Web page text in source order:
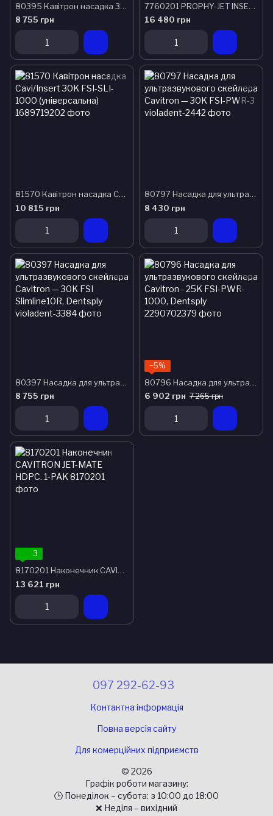
80395 Кавітрон насадка 30 К FSI-SLI-10S
8 755 грн
7760201 PROPHY-JET INSERT F.CAVI-JET30 насадка для повітряно-абразивного оброблення
16 480 грн
81570 Кавітрон насадка Cavi/Insert 30K FSI-SLI-1000 (універсальна)
10 815 грн
80797 Насадка для ультразвукового скейлера Cavitron — 30K FSI-PWR-3
8 430 грн
80397 Насадка для ультразвукового скейлера Cavitron — 30K FSI Slimline10R, Dentsply
8 755 грн
−5%
80796 Насадка для ультразвукового скейлера Cavitron - 25K FSI-PWR-1000, Dentsply
6 902 грн 7 265 грн
3
8170201 Наконечник CAVITRON JET-MATE HDPC. 1-PAK
13 621 грн
097 292-62-93
Контактна інформація
Повна версія сайту
Для комерційних підприємств
© 2026
Графік роботи магазину:
🕒 Понеділок – субота: з 10:00 до 18:00
❌ Неділя – вихідний